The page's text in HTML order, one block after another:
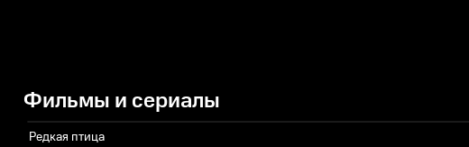
Фильмы и сериалы
Редкая птица